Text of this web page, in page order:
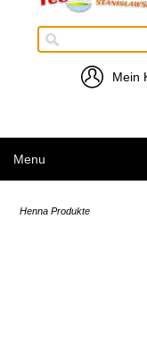
Mein
Menu
Henna Produkte